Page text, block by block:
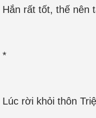
Hắn rất tốt, thế nên
*
Lúc rời khỏi thôn